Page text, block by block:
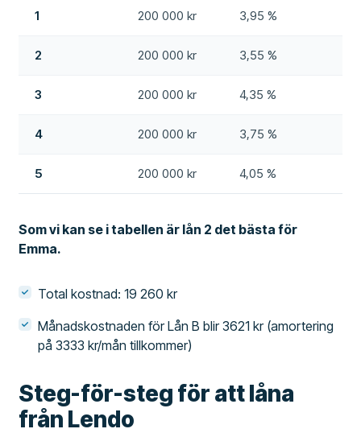
1 200 000 kr 3,95 %
2 200 000 kr 3,55 %
3 200 000 kr 4,35 %
4 200 000 kr 3,75 %
5 200 000 kr 4,05 %
Som vi kan se i tabellen är lån 2 det bästa för
Emma.
Total kostnad: 19 260 kr
Månadskostnaden för Lån B blir 3621 kr (amortering
på 3333 kr/mån tillkommer)
Steg-för-steg för att låna
från Lendo